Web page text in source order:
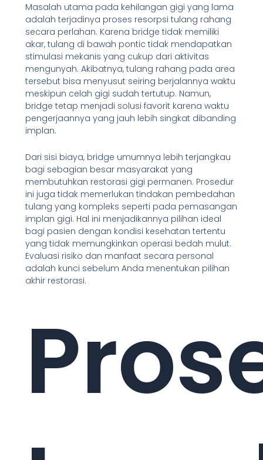
Masalah utama pada kehilangan gigi yang lama
adalah terjadinya proses resorpsi tulang rahang
secara perlahan. Karena bridge tidak memiliki
akar, tulang di bawah pontic tidak mendapatkan
stimulasi mekanis yang cukup dari aktivitas
mengunyah. Akibatnya, tulang rahang pada area
tersebut bisa menyusut seiring berjalannya waktu
meskipun celah gigi sudah tertutup. Namun,
bridge tetap menjadi solusi favorit karena waktu
pengerjaannya yang jauh lebih singkat dibanding
implan.
Dari sisi biaya, bridge umumnya lebih terjangkau
bagi sebagian besar masyarakat yang
membutuhkan restorasi gigi permanen. Prosedur
ini juga tidak memerlukan tindakan pembedahan
tulang yang kompleks seperti pada pemasangan
implan gigi. Hal ini menjadikannya pilihan ideal
bagi pasien dengan kondisi kesehatan tertentu
yang tidak memungkinkan operasi bedah mulut.
Evaluasi risiko dan manfaat secara personal
adalah kunci sebelum Anda menentukan pilihan
akhir restorasi.